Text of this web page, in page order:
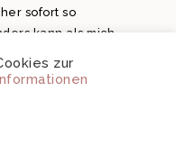
sofort so
kann als mich
deine
zur